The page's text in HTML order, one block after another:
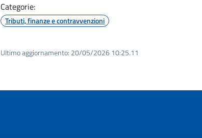
Categorie:
Tributi, finanze e contravvenzioni
Ultimo aggiornamento: 20/05/2026 10:25.11